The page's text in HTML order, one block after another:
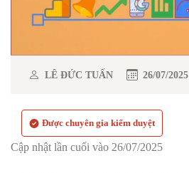
LÊ ĐỨC TUẤN 26/07/2025
Được chuyên gia kiểm duyệt
Cập nhật lần cuối vào 26/07/2025